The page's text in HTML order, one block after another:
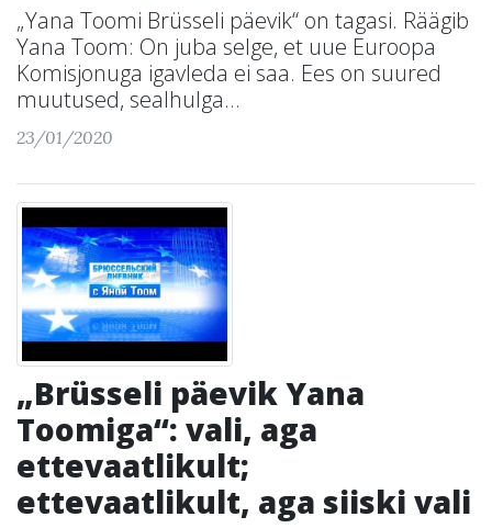
„Yana Toomi Brüsseli päevik“ on tagasi. Räägib
Yana Toom: On juba selge, et uue Euroopa
Komisjonuga igavleda ei saa. Ees on suured
muutused, sealhulga...
23/01/2020
„Brüsseli päevik Yana
Toomiga“: vali, aga
ettevaatlikult;
ettevaatlikult, aga siiski vali